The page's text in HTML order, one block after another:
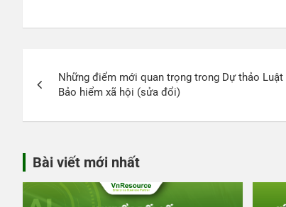
hướng
bài
viết
Những điểm mới quan trọng trong Dự thảo Luật
Bảo hiểm xã hội (sửa đổi)
Bài viết mới nhất